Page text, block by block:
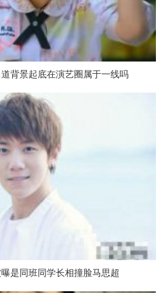
背景起底在演艺圈属于一线吗
是同班同学长相撞脸马思超